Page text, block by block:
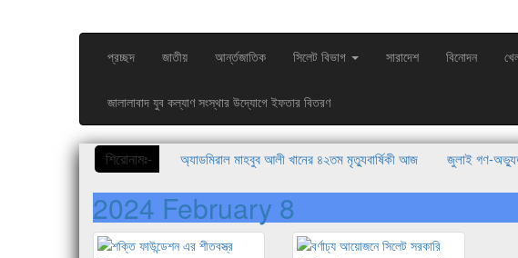
প্রচ্ছদ জাতীয় আর্ন্তজাতিক সিলেট বিভাগ সারাদেশ বিনোদন
জালালাবাদ যুব কল্যাণ সংস্থার উদ্যোগে ইফতার বিতরণ
শিরোনামঃ- রিয়ার অ্যাডমিরাল মাহবুব আলী খানের ৪২তম মৃত্যুবার্ষিকী আজ জুলাই গণ-
2024 February 8